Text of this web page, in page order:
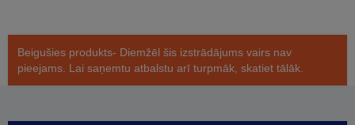
Beigušies produkts- Diemžēl šis izstrādājums vairs nav
pieejams. Lai saņemtu atbalstu arī turpmāk, skatiet tālāk.